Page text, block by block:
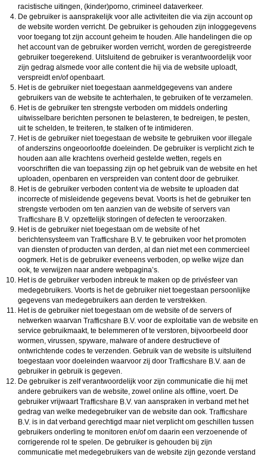
racistische uitingen, (kinder)porno, crimineel dataverkeer.
De gebruiker is aansprakelijk voor alle activiteiten die via zijn account op
de website worden verricht. De gebruiker is gehouden zijn inloggegevens
voor toegang tot zijn account geheim te houden. Alle handelingen die op
het account van de gebruiker worden verricht, worden de geregistreerde
gebruiker toegerekend. Uitsluitend de gebruiker is verantwoordelijk voor
zijn gedrag alsmede voor alle content die hij via de website uploadt,
verspreidt en/of openbaart.
Het is de gebruiker niet toegestaan aanmeldgegevens van andere
gebruikers van de website te achterhalen, te gebruiken of te verzamelen.
Het is de gebruiker ten strengste verboden om middels onderling
uitwisselbare berichten personen te belasteren, te bedreigen, te pesten,
uit te schelden, te treiteren, te stalken of te intimideren.
Het is de gebruiker niet toegestaan de website te gebruiken voor illegale
of anderszins ongeoorloofde doeleinden. De gebruiker is verplicht zich te
houden aan alle krachtens overheid gestelde wetten, regels en
voorschriften die van toepassing zijn op het gebruik van de website en het
uploaden, openbaren en verspreiden van content door de gebruiker.
Het is de gebruiker verboden content via de website te uploaden dat
incorrecte of misleidende gegevens bevat. Voorts is het de gebruiker ten
strengste verboden om ten aanzien van de website of servers van
opzettelijk storingen of defecten te veroorzaken.
Het is de gebruiker niet toegestaan om de website of het
berichtensysteem van
te gebruiken voor het promoten
van diensten of producten van derden, al dan niet met een commercieel
oogmerk. Het is de gebruiker eveneens verboden, op welke wijze dan
ook, te verwijzen naar andere webpagina’s.
Het is de gebruiker verboden inbreuk te maken op de privésfeer van
medegebruikers. Voorts is het de gebruiker niet toegestaan persoonlijke
gegevens van medegebruikers aan derden te verstrekken.
Het is de gebruiker niet toegestaan om de website of de servers of
netwerken waarvan
voor de exploitatie van de website en
service gebruikmaakt, te belemmeren of te verstoren, bijvoorbeeld door
wormen, virussen, spyware, malware of andere destructieve of
ontwrichtende codes te verzenden. Gebruik van de website is uitsluitend
toegestaan voor doeleinden waarvoor zij door
aan de
gebruiker in gebruik is gegeven.
De gebruiker is zelf verantwoordelijk voor zijn communicatie die hij met
andere gebruikers van de website, zowel online als offline, voert. De
gebruiker vrijwaart
van aanspraken in verband met het
gedrag van welke medegebruiker van de website dan ook.
is in dat verband gerechtigd maar niet verplicht om geschillen tussen
gebruikers onderling te monitoren en/of om daarin een verzoenende of
corrigerende rol te spelen. De gebruiker is gehouden bij zijn
communicatie met medegebruikers van de website zijn gezonde verstand